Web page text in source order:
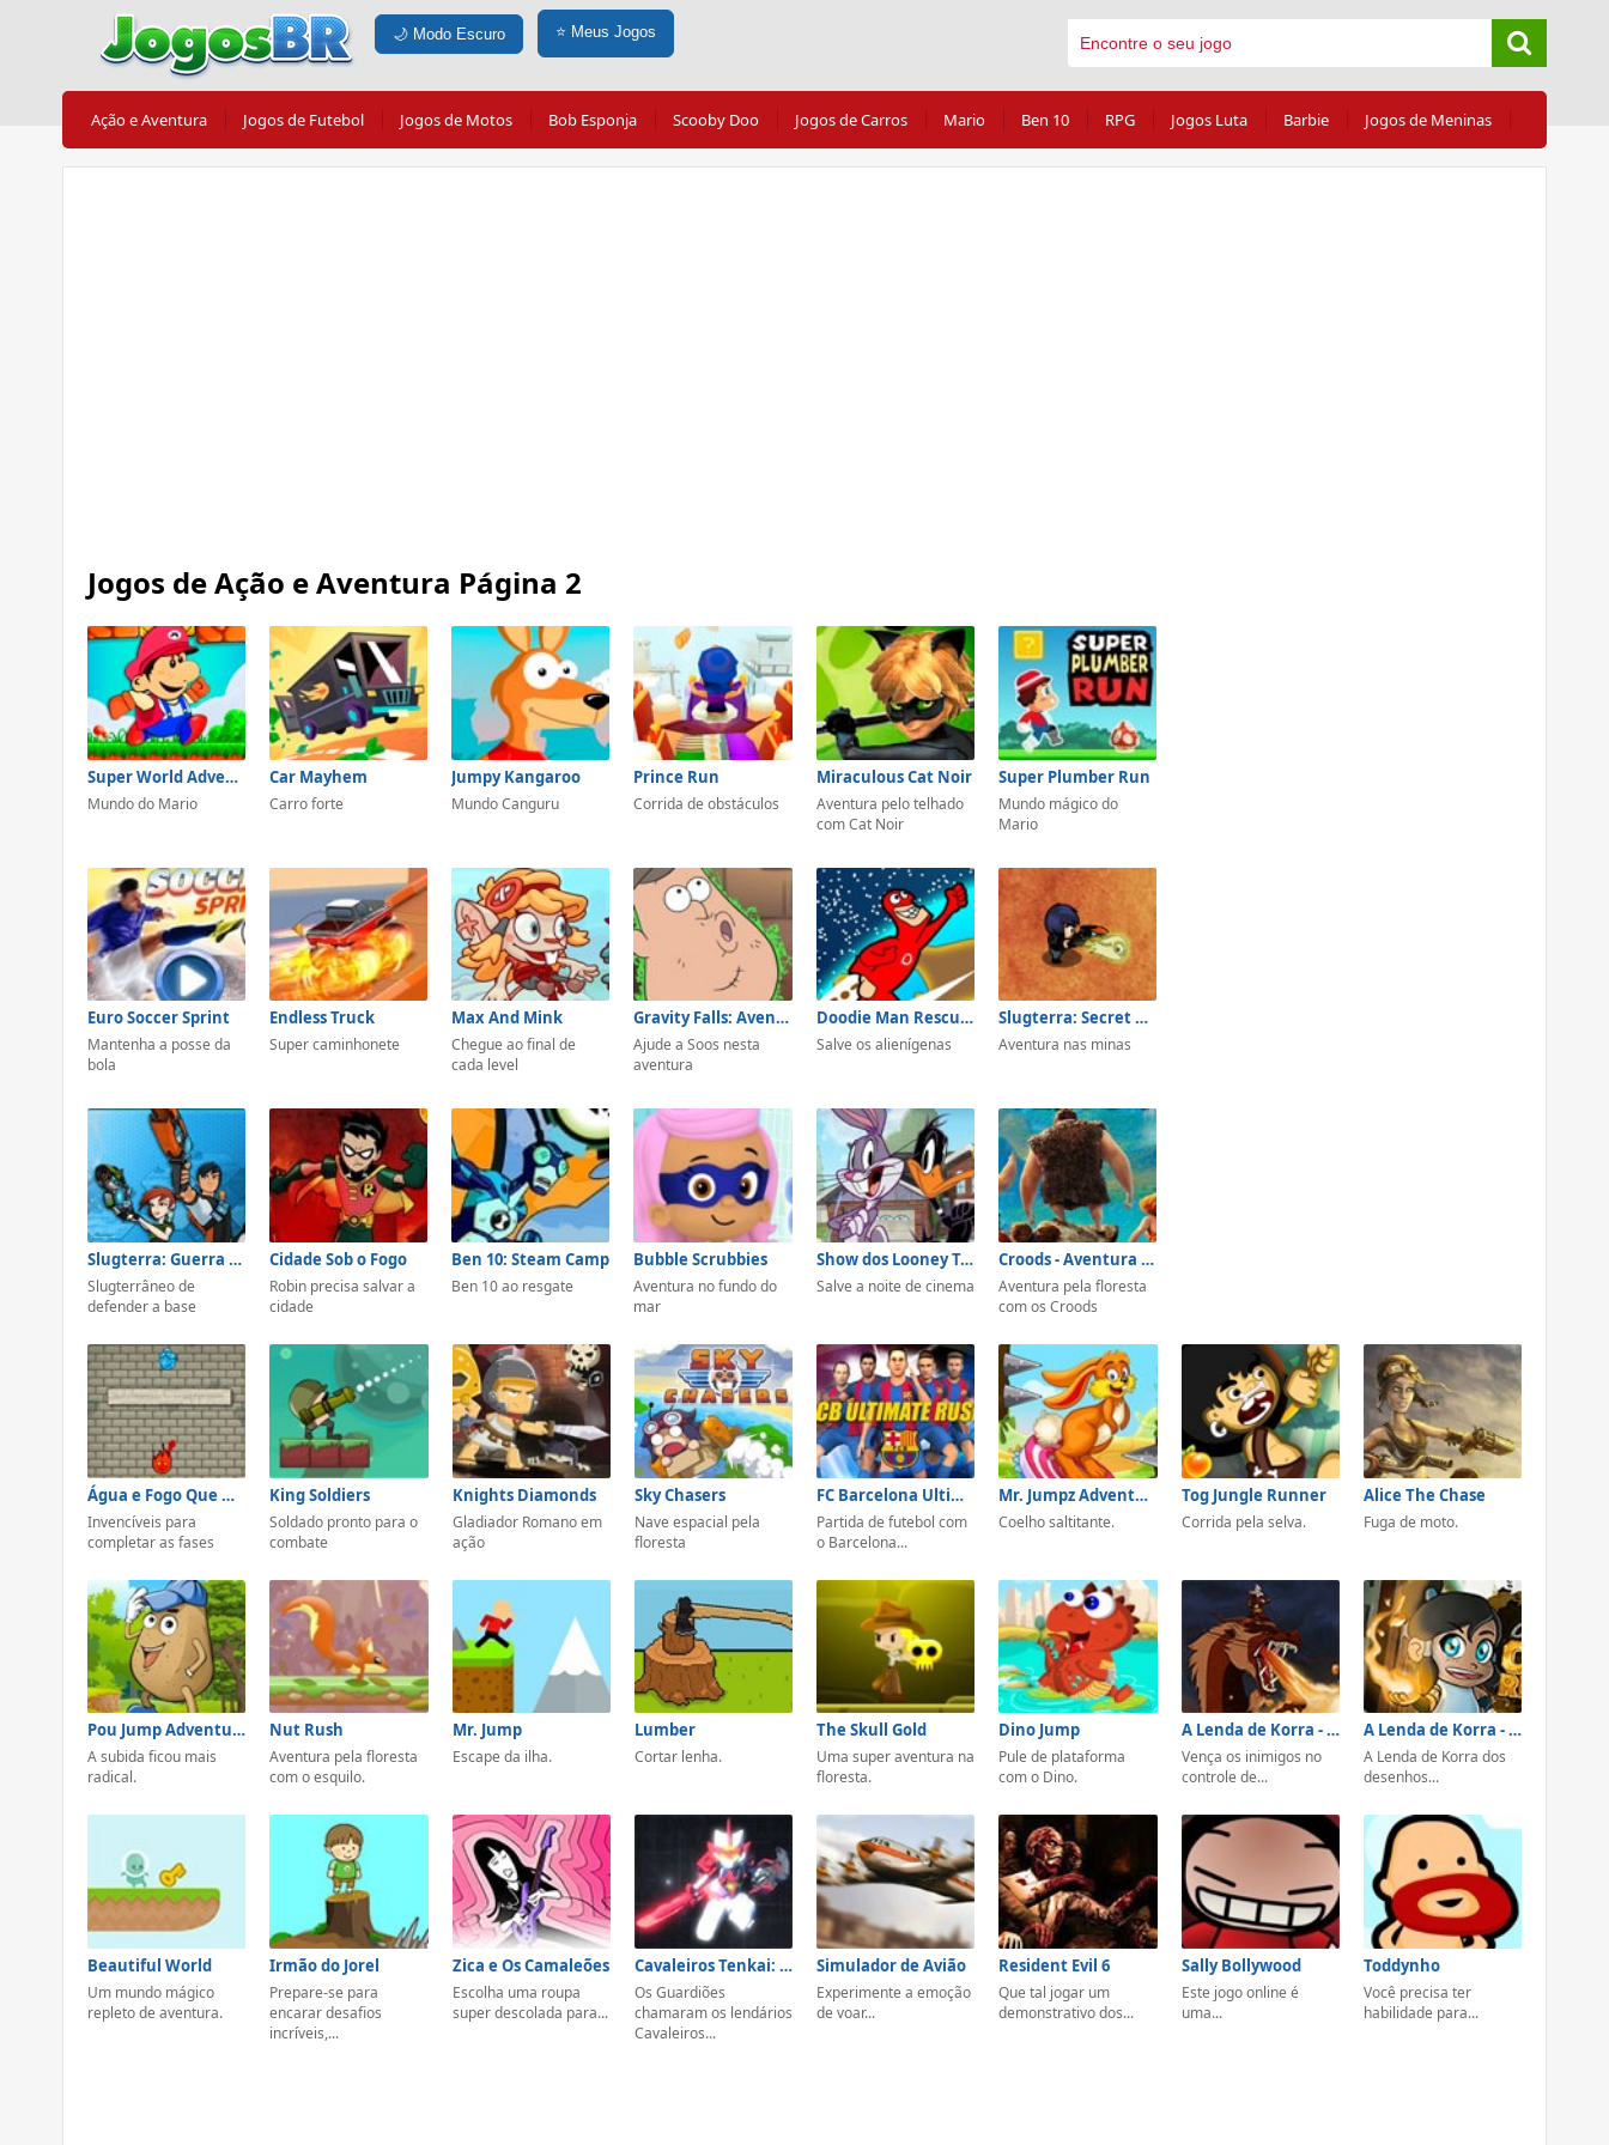
🌙 Modo Escuro ⭐ Meus Jogos
Ação e Aventura Jogos de Futebol Jogos de Motos Bob Esponja Scooby Doo Jogos de Carros Mario Ben 10 RPG Jogos Luta Barbie Jogos de Meninas
Jogos de Ação e Aventura Página 2
Super World Adventure
Mundo do Mario
Car Mayhem
Carro forte
Jumpy Kangaroo
Mundo Canguru
Prince Run
Corrida de obstáculos
Miraculous Cat Noir
Aventura pelo telhado
com Cat Noir
Super Plumber Run
Mundo mágico do
Mario
Euro Soccer Sprint
Mantenha a posse da
bola
Endless Truck
Super caminhonete
Max And Mink
Chegue ao final de
cada level
Gravity Falls: Aventura confusa do Soos
Ajude a Soos nesta
aventura
Doodie Man Rescue The Hostages
Salve os alienígenas
Slugterra: Secret of the Shadow Mines
Aventura nas minas
Slugterra: Guerra das Lesmas
Slugterrâneo de
defender a base
Cidade Sob o Fogo
Robin precisa salvar a
cidade
Ben 10: Steam Camp
Ben 10 ao resgate
Bubble Scrubbies
Aventura no fundo do
mar
Show dos Looney Tunes
Salve a noite de cinema
Croods - Aventura na Floresta
Aventura pela floresta
com os Croods
Água e Fogo Que Não Morre
Invencíveis para
completar as fases
King Soldiers
Soldado pronto para o
combate
Knights Diamonds
Gladiador Romano em
ação
Sky Chasers
Nave espacial pela
floresta
FC Barcelona Ultimate Rush
Partida de futebol com
o Barcelona...
Mr. Jumpz Adventureland
Coelho saltitante.
Tog Jungle Runner
Corrida pela selva.
Alice The Chase
Fuga de moto.
Pou Jump Adventure
A subida ficou mais
radical.
Nut Rush
Aventura pela floresta
com o esquilo.
Mr. Jump
Escape da ilha.
Lumber
Cortar lenha.
The Skull Gold
Uma super aventura na
floresta.
Dino Jump
Pule de plataforma
com o Dino.
A Lenda de Korra - O Voo do Dragão do Zuko
Vença os inimigos no
controle de...
A Lenda de Korra - Corrida na Cidade República
A Lenda de Korra dos
desenhos...
Beautiful World
Um mundo mágico
repleto de aventura.
Irmão do Jorel
Prepare-se para
encarar desafios
incríveis,...
Zica e Os Camaleões
Escolha uma roupa
super descolada para...
Cavaleiros Tenkai: The Battle for Quarton
Os Guardiões
chamaram os lendários
Cavaleiros...
Simulador de Avião
Experimente a emoção
de voar...
Resident Evil 6
Que tal jogar um
demonstrativo dos...
Sally Bollywood
Este jogo online é
uma...
Toddynho
Você precisa ter
habilidade para...